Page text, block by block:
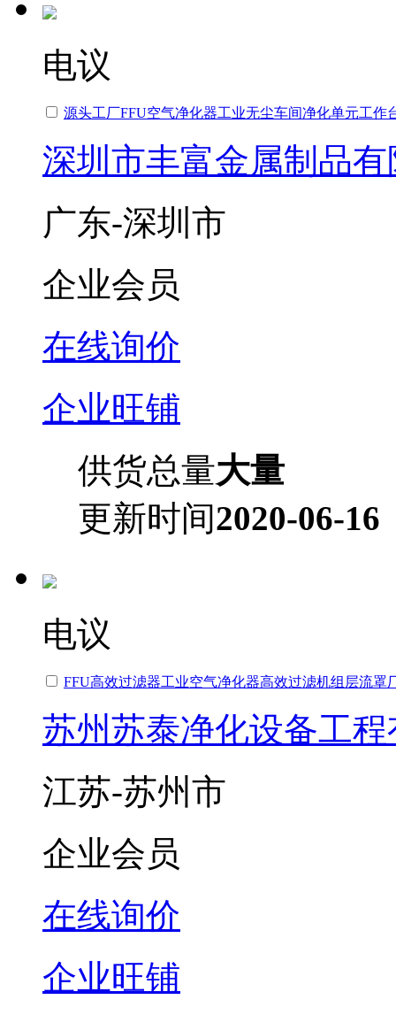
电议
源头工厂FFU空气净化器工业无尘车间净化单元工作
深圳市丰富金属制品
广东-深圳市
企业会员
在线询价
企业旺铺
供货总量大量
更新时间2020-06-16
电议
FFU高效过滤器工业空气净化器高效过滤机组层流罩
苏州苏泰净化设备工
江苏-苏州市
企业会员
在线询价
企业旺铺